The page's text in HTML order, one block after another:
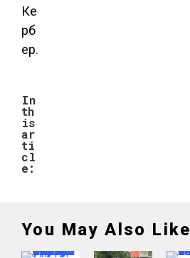
Ке
рб
ер.
In
th
is
ar
ti
cl
e:
You May Also Like